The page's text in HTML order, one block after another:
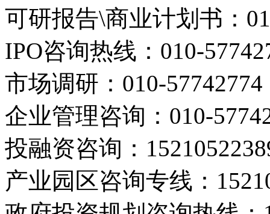
可研报告\商业计划书：
IPO咨询热线： 010-
市场调研： 010-57742774
企业管理咨询： 010-
投融资咨询：
产业园区咨询专线：